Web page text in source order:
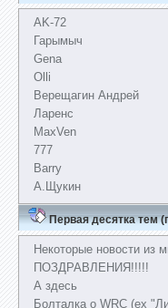
AK-72
Гарымыч
Gena
Olli
Верещагин Андрей
Ларенс
MaxVen
777
Barry
А.Щукин
Первая десятка тем
Некоторые новости из
ПОЗДРАВЛЕНИЯ!!!!!
А здесь
Болталка о WRC (ex